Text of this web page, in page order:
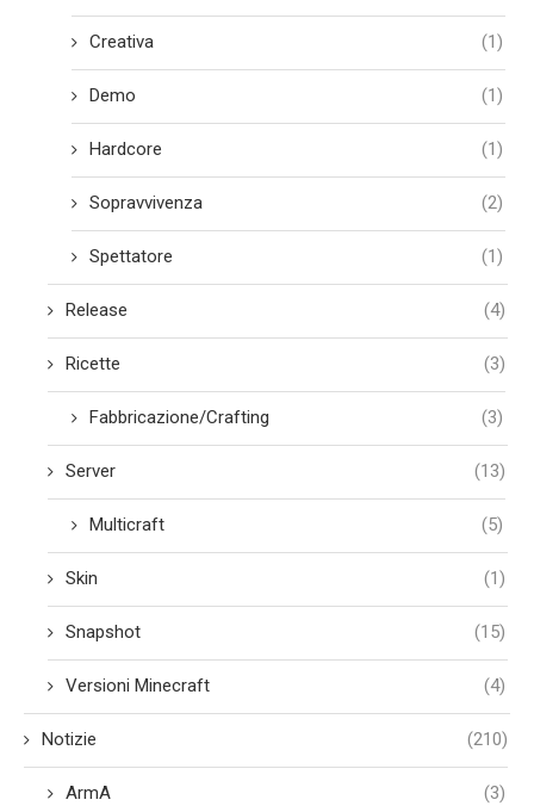
Creativa (1)
Demo (1)
Hardcore (1)
Sopravvivenza (2)
Spettatore (1)
Release (4)
Ricette (3)
Fabbricazione/Crafting (3)
Server (13)
Multicraft (5)
Skin (1)
Snapshot (15)
Versioni Minecraft (4)
Notizie (210)
ArmA (3)